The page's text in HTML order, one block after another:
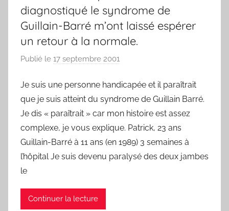
diagnostiqué le syndrome de
Guillain-Barré m’ont laissé espérer
un retour à la normale.
Publié le 17 septembre 2001
r
F
r
e
d
Je suis une personne handicapée et il paraîtrait
que je suis atteint du syndrome de Guillain Barré.
Je dis « paraîtrait » car mon histoire est assez
complexe, je vous explique. Patrick, 23 ans
Guillain-Barré à 11 ans (en 1989) 3 semaines à
l’hôpital Je suis devenu paralysé des deux jambes
le
Continuer la lecture